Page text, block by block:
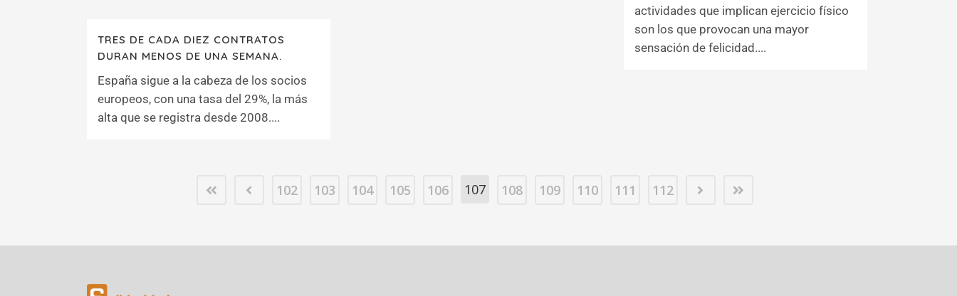
actividades que implican ejercicio físico
son los que provocan una mayor
sensación de felicidad....
TRES DE CADA DIEZ CONTRATOS
DURAN MENOS DE UNA SEMANA.
España sigue a la cabeza de los socios
europeos, con una tasa del 29%, la más
alta que se registra desde 2008....
102 103 104 105 106 107 108 109 110 111 112